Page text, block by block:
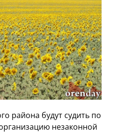
района будут судить по
незаконной